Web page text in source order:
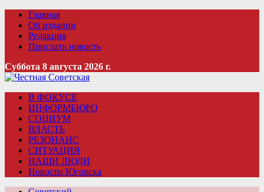
Главная
Об издании
Редакция
Прислать новость
Суббота 8 августа 2026 г.
В ФОКУСЕ
ИНФОРМБЮРО
СОЦИУМ
ВЛАСТЬ
РЕЗОНАНС
СИТУАЦИЯ
НАШИ ЛЮДИ
Новости Югорска